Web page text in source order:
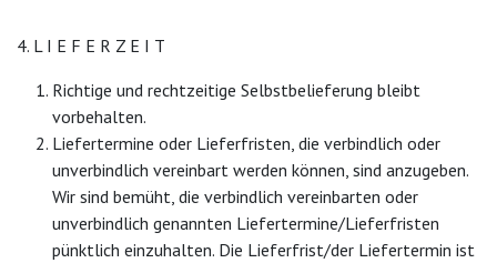
4. L I E F E R Z E I T
Richtige und rechtzeitige Selbstbelieferung bleibt
vorbehalten.
Liefertermine oder Lieferfristen, die verbindlich oder
unverbindlich vereinbart werden können, sind anzugeben.
Wir sind bemüht, die verbindlich vereinbarten oder
unverbindlich genannten Liefertermine/Lieferfristen
pünktlich einzuhalten. Die Lieferfrist/der Liefertermin ist